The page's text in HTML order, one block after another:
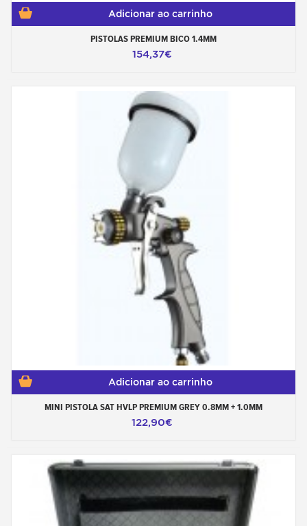
Adicionar ao carrinho
PISTOLAS PREMIUM BICO 1.4MM
154,37€
Adicionar ao carrinho
MINI PISTOLA SAT HVLP PREMIUM GREY 0.8MM + 1.0MM
122,90€